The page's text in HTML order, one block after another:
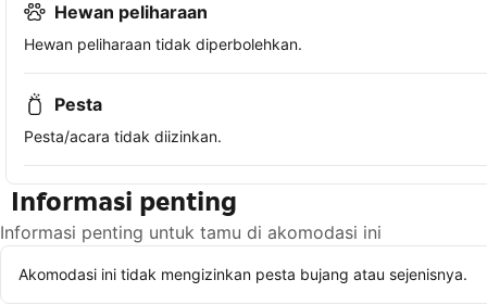
Hewan peliharaan
Hewan peliharaan tidak diperbolehkan.
Pesta
Pesta/acara tidak diizinkan.
Informasi penting
Informasi penting untuk tamu di akomodasi ini
Akomodasi ini tidak mengizinkan pesta bujang atau sejenisnya.